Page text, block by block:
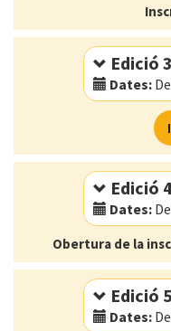
Idioma:
Edició 3
Dates:
Idioma:
Edició
Dates:
Idioma:
Obertura de la
Edició 5
Dates: